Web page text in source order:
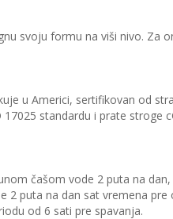
svoju formu na viši nivo. Za
u Americi, sertifikovan od
standardu i prate stroge
čašom vode 2 puta na
2 puta na dan sat vremena pre
od 6 sati pre spavanja.